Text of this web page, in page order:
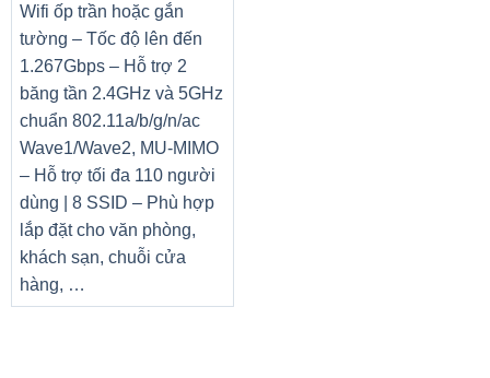
Wifi ốp trần hoặc gắn
tường – Tốc độ lên đến
1.267Gbps – Hỗ trợ 2
băng tần 2.4GHz và 5GHz
chuẩn 802.11a/b/g/n/ac
Wave1/Wave2, MU-MIMO
– Hỗ trợ tối đa 110 người
dùng | 8 SSID – Phù hợp
lắp đặt cho văn phòng,
khách sạn, chuỗi cửa
hàng, …